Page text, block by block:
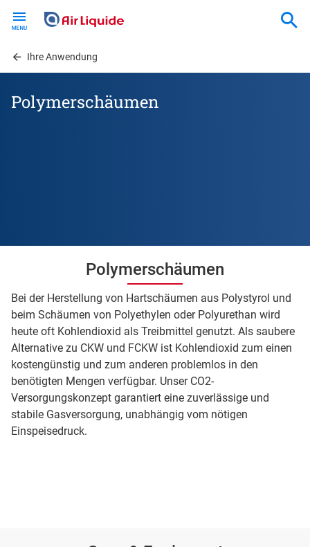
contentIhre Anwendung
Polymerschäumen
Polymerschäumen
Bei der Herstellung von Hartschäumen aus Polystyrol und
beim Schäumen von Polyethylen oder Polyurethan wird
heute oft Kohlendioxid als Treibmittel genutzt. Als saubere
Alternative zu CKW und FCKW ist Kohlendioxid zum einen
kostengünstig und zum anderen problemlos in den
benötigten Mengen verfügbar. Unser CO2-
Versorgungskonzept garantiert eine zuverlässige und
stabile Gasversorgung, unabhängig vom nötigen
Einspeisedruck.